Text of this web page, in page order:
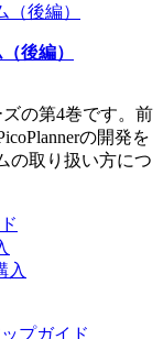
後編）
ズの第4巻です。前
の開発を
の取り扱い方につ
入